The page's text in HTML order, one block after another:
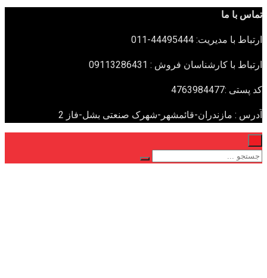
تماس با ما
ارتباط با مدیریت: 44495444-011
ارتباط با کارشناسان فروش : 09113286431
کد پستی :4763984477
آدرس : مازندران-قائمشهر-شهرک صنعتی بشل-فاز 2